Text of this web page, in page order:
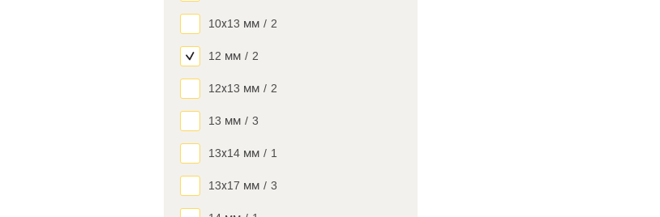
10х13 мм / 2
12 мм / 2
12х13 мм / 2
13 мм / 3
13х14 мм / 1
13х17 мм / 3